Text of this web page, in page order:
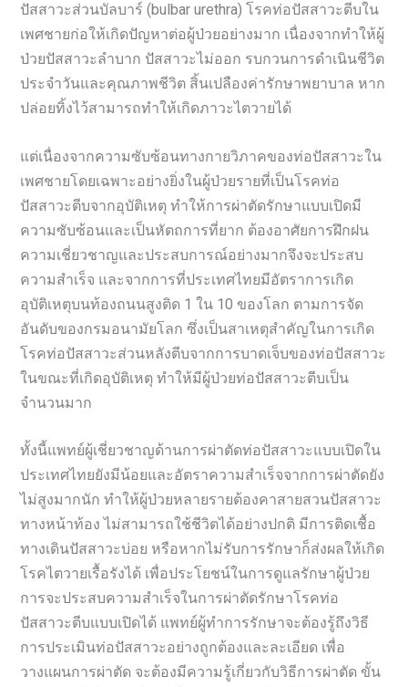
ปัสสาวะส่วนบัลบาร์ (bulbar urethra) โรคท่อปัสสาวะตีบใน
เพศชายก่อให้เกิดปัญหาต่อผู้ป่วยอย่างมาก เนื่องจากทำให้ผู้
ป่วยปัสสาวะลำบาก ปัสสาวะไม่ออก รบกวนการดำเนินชีวิต
ประจำวันและคุณภาพชีวิต สิ้นเปลืองค่ารักษาพยาบาล หาก
ปล่อยทิ้งไว้สามารถทำให้เกิดภาวะไตวายได้
แต่เนื่องจากความซับซ้อนทางกายวิภาคของท่อปัสสาวะใน
เพศชายโดยเฉพาะอย่างยิ่งในผู้ป่วยรายที่เป็นโรคท่อ
ปัสสาวะตีบจากอุบัติเหตุ ทำให้การผ่าตัดรักษาแบบเปิดมี
ความซับซ้อนและเป็นหัตถการที่ยาก ต้องอาศัยการฝึกฝน
ความเชี่ยวชาญและประสบการณ์อย่างมากจึงจะประสบ
ความสำเร็จ และจากการที่ประเทศไทยมีอัตราการเกิด
อุบัติเหตุบนท้องถนนสูงติด 1 ใน 10 ของโลก ตามการจัด
อันดับของกรมอนามัยโลก ซึ่งเป็นสาเหตุสำคัญในการเกิด
โรคท่อปัสสาวะส่วนหลังตีบจากการบาดเจ็บของท่อปัสสาวะ
ในขณะที่เกิดอุบัติเหตุ ทำให้มีผู้ป่วยท่อปัสสาวะตีบเป็น
จำนวนมาก
ทั้งนี้แพทย์ผู้เชี่ยวชาญด้านการผ่าตัดท่อปัสสาวะแบบเปิดใน
ประเทศไทยยังมีน้อยและอัตราความสำเร็จจากการผ่าตัดยัง
ไม่สูงมากนัก ทำให้ผู้ป่วยหลายรายต้องคาสายสวนปัสสาวะ
ทางหน้าท้อง ไม่สามารถใช้ชีวิตได้อย่างปกติ มีการติดเชื้อ
ทางเดินปัสสาวะบ่อย หรือหากไม่รับการรักษาก็ส่งผลให้เกิด
โรคไตวายเรื้อรังได้ เพื่อประโยชน์ในการดูแลรักษาผู้ป่วย
การจะประสบความสำเร็จในการผ่าตัดรักษาโรคท่อ
ปัสสาวะตีบแบบเปิดได้ แพทย์ผู้ทำการรักษาจะต้องรู้ถึงวิธี
การประเมินท่อปัสสาวะอย่างถูกต้องและละเอียด เพื่อ
วางแผนการผ่าตัด จะต้องมีความรู้เกี่ยวกับวิธีการผ่าตัด ขั้น